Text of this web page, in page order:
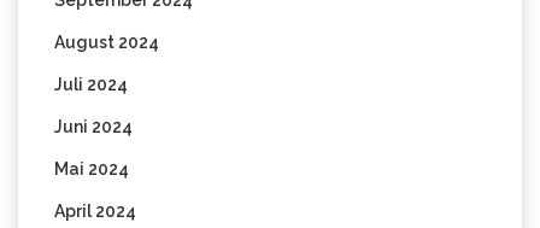
August 2024
Juli 2024
Juni 2024
Mai 2024
April 2024